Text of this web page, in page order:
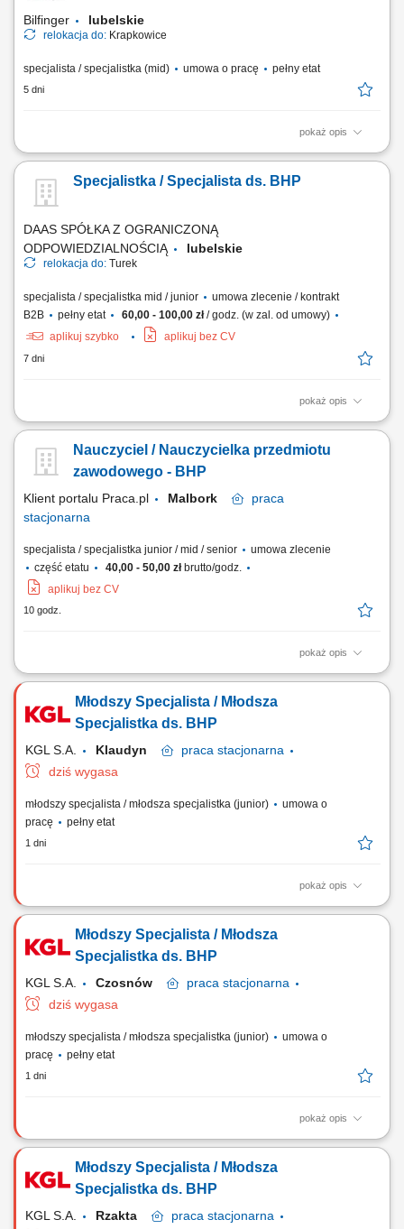
Bilfinger lubelskie
relokacja do: Krapkowice
specjalista / specjalistka (mid) umowa o pracę pełny etat
5 dni
pokaż opis
Twój zakres obowiązków: kompleksowa obsługa obszaru BHP na
dokumentacją BHP – jej weryfikacja zgodności z obowiązującymi
przepisami oraz wewnętrznymi wytycznymi systemu zarzadzania HSEQ.
Specjalistka / Specjalista ds. BHP
DAAS SPÓŁKA Z OGRANICZONĄ
ODPOWIEDZIALNOŚCIĄ
lubelskie
relokacja do: Turek
specjalista / specjalistka mid / junior
umowa zlecenie / kontrakt
B2B
pełny etat 60,00 - 100,00 zł/ godz. (w zal. od umowy)
aplikuj szybko
aplikuj bez CV
7 dni
pokaż opis
Twój zakres obowiązków Analiza i określanie ryzyka BHP dla
przepisów BHP, ppoż. i ochrony środowiska na realizowanej budowie,
Prowadzenie szkoleń z zakresu BHP, ppoż. i ochrony środowiska,
Nauczyciel / Nauczycielka przedmiotu
zawodowego - BHP
Klient portalu Praca.pl Malbork
praca
stacjonarna
specjalista / specjalistka junior / mid / senior
umowa zlecenie
część etatu
40,00 - 50,00 złbrutto/godz.
aplikuj bez CV
10 godz.
pokaż opis
Pozytywne nastawienie, zaangażowanie w pracę z dorosłymi.
Młodszy Specjalista / Młodsza
Specjalistka ds. BHP
KGL S.A. Klaudyn praca stacjonarna
dziś wygasa
młodszy specjalista / młodsza specjalistka (junior)
umowa o
pracę
pełny etat
1 dni
pokaż opis
Zakres obowiązków: Operacyjne wsparcie zespołu BHP w codziennych
okresowych; Prowadzenie, porządkowanie i archiwizacja dokumentacji;
Stały kontakt z pracownikami w obszarze bezpiecznej pracy;
Młodszy Specjalista / Młodsza
Specjalistka ds. BHP
KGL S.A. Czosnów praca stacjonarna
dziś wygasa
młodszy specjalista / młodsza specjalistka (junior)
umowa o
pracę
pełny etat
1 dni
pokaż opis
Zakres obowiązków: Operacyjne wsparcie zespołu BHP w codziennych
okresowych; Prowadzenie, porządkowanie i archiwizacja dokumentacji;
Stały kontakt z pracownikami w obszarze bezpiecznej pracy;
Młodszy Specjalista / Młodsza
Specjalistka ds. BHP
KGL S.A. Rzakta praca stacjonarna